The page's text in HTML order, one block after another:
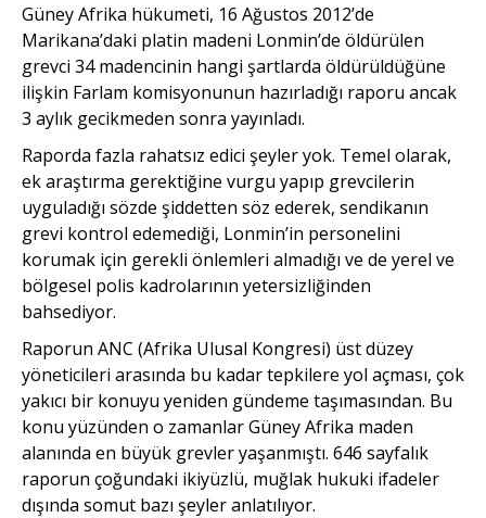
Güney Afrika hükumeti, 16 Ağustos 2012’de
Marikana’daki platin madeni Lonmin’de öldürülen
grevci 34 madencinin hangi şartlarda öldürüldüğüne
ilişkin Farlam komisyonunun hazırladığı raporu ancak
3 aylık gecikmeden sonra yayınladı.
Raporda fazla rahatsız edici şeyler yok. Temel olarak,
ek araştırma gerektiğine vurgu yapıp grevcilerin
uyguladığı sözde şiddetten söz ederek, sendikanın
grevi kontrol edemediği, Lonmin’in personelini
korumak için gerekli önlemleri almadığı ve de yerel ve
bölgesel polis kadrolarının yetersizliğinden
bahsediyor.
Raporun ANC (Afrika Ulusal Kongresi) üst düzey
yöneticileri arasında bu kadar tepkilere yol açması, çok
yakıcı bir konuyu yeniden gündeme taşımasından. Bu
konu yüzünden o zamanlar Güney Afrika maden
alanında en büyük grevler yaşanmıştı. 646 sayfalık
raporun çoğundaki ikiyüzlü, muğlak hukuki ifadeler
dışında somut bazı şeyler anlatılıyor.